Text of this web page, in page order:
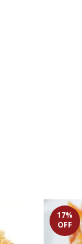
17%
OFF